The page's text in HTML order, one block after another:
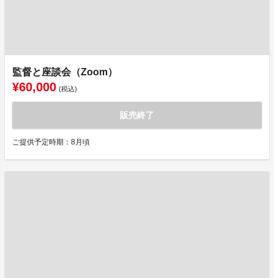
監督と座談会（Zoom）
¥60,000 (税込)
販売終了
ご提供予定時期：8月頃